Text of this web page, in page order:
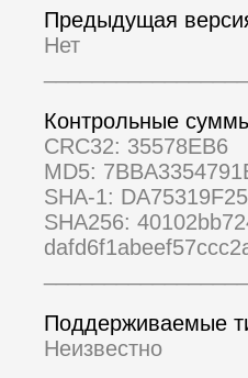
Предыдущая
Нет
Контрольные
CRC32: 35578EB6
MD5:
SHA-1:
SHA256:
Поддерживаемые
Неизвестно